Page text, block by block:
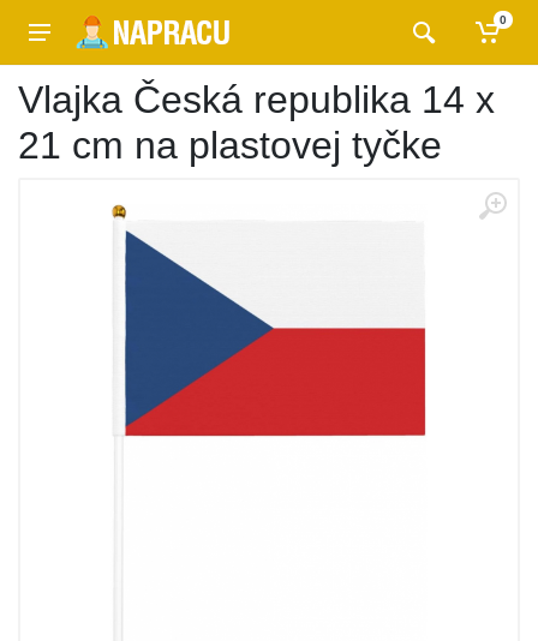
0
Vlajka Česká republika 14 x
21 cm na plastovej tyčke